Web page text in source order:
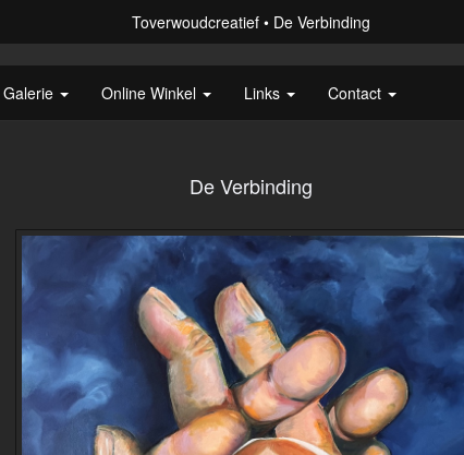
Toverwoudcreatief De Verbinding
Galerie Online Winkel Links Contact
De Verbinding